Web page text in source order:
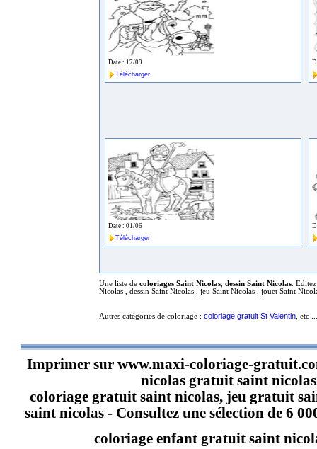
Date : 17/09
Télécharger
Date : 01/06
Télécharger
Une liste de coloriages Saint Nicolas dessin Saint Nicolas .
Nicolas , dessin Saint Nicolas , jeu Saint Nicolas , jouet Saint
Autres catégories de coloriage : coloriage gratuit St Valentin , etc ...
Imprimer sur www.maxi-coloriage-
nicolas gratuit saint
coloriage gratuit saint nicolas, jeu gratuit
saint nicolas - Consultez une sélection de 6
coloriage enfant gratuit saint